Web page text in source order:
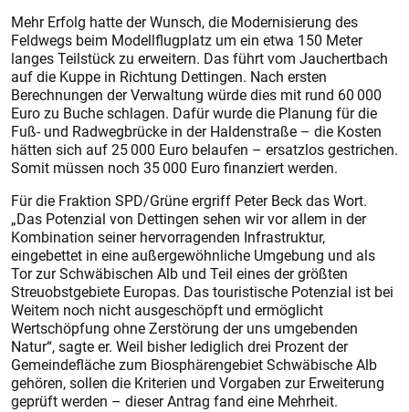
Mehr Erfolg hatte der Wunsch, die Modernisierung des
Feldwegs beim Modellflugplatz um ein etwa 150 Meter
langes Teilstück zu erweitern. Das führt vom Jauchertbach
auf die Kuppe in Richtung Dettingen. Nach ersten
Berechnungen der Verwaltung würde dies mit rund 60 000
Euro zu Buche schlagen. Dafür wurde die Planung für die
Fuß- und Radwegbrücke in der Haldenstraße – die Kos­ten
hätten sich auf 25 000 Euro belaufen – ersatzlos gestrichen.
Somit müssen noch 35 000 Euro finanziert werden.
Für die Fraktion SPD/Grüne ergriff Peter Beck das Wort.
„Das Potenzial von Dettingen sehen wir vor allem in der
Kombination seiner hervorragenden Infrastruktur,
eingebettet in eine außergewöhnliche Umgebung und als
Tor zur Schwäbischen Alb und Teil eines der größten
Streuobstgebiete Europas. Das touristische Potenzial ist bei
Weitem noch nicht ausgeschöpft und ermöglicht
Wertschöpfung ohne Zerstörung der uns umgebenden
Natur“, sagte er. Weil bisher lediglich drei Prozent der
Gemeindefläche zum Bio­sphärengebiet Schwäbische Alb
gehören, sollen die Kriterien und Vorgaben zur Erweiterung
geprüft werden – dieser Antrag fand eine Mehrheit.